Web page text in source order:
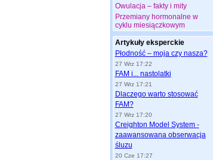
Owulacja – fakty i mity
Przemiany hormonalne w
cyklu miesiączkowym
Artykuły eksperckie
Płodność – moja czy nasza?
27 Wrz 17:22
FAM i... nastolatki
27 Wrz 17:21
Dlaczego warto stosować
FAM?
27 Wrz 17:20
Creighton Model System -
zaawansowana obserwacja
śluzu
20 Cze 17:27